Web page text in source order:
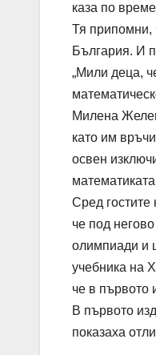
каза по
Тя припомни,
България. И
„Мили деца,
Милена
като им
освен
Сред
че под
олимпиади и
учебника на
че в първото
В първото
показаха